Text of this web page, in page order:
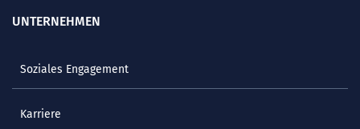
UNTERNEHMEN
Soziales Engagement
Karriere